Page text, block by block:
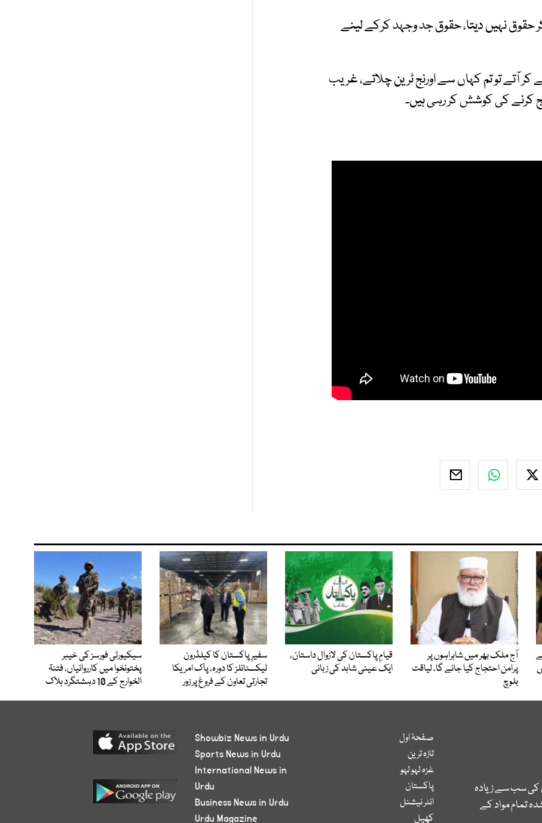
نہیں دیتا، حقوق جد وجہد کرکے لینے
کر آتے تو تم کہاں سے اورنج ٹرین چلاتے، غریب
کرنے کی کوشش کر رہی ہیں۔
آج ملک بھر میں شاہراہوں پر
پرامن احتجاج کیا جائے گا، لیاقت
بلوچ
قیامِ پاکستان کی لازوال داستان،
ایک عینی شاہد کی زبانی
سفیرِ پاکستان کا کیلڈرون
ٹیکسٹائلز کا دورہ، پاک امریکا
تجارتی تعاون کے فروغ پر زور
سیکیورٹی فورسز کی خیبر
پختونخوا میں کارروائیاں، فتنۃ
الخوارج کے 10 دہشتگرد ہلاک
کی سب سے زیادہ
تمام مواد کے
صفحۂ اول
تازہ ترین
غزہ لہو لہو
پاکستان
انٹر نیشنل
کھیل
Showbiz News in Urdu
Sports News in Urdu
International News in
Urdu
Business News in Urdu
Urdu Magazine